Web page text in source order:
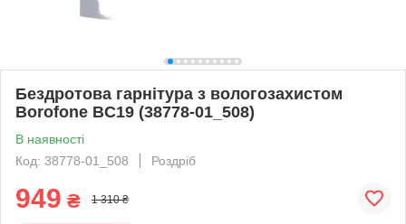
Бездротова гарнітура з вологозахистом
Borofone BC19 (38778-01_508)
В наявності
Код: 38778-01_508
Роздріб
949 ₴ 1 310 ₴